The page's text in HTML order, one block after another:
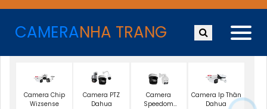
CAMERANHA TRANG
Camera Chip
Wizsense
Camera PTZ
Dahua
Camera
Speedom
Camera Ip Thân
Dahua